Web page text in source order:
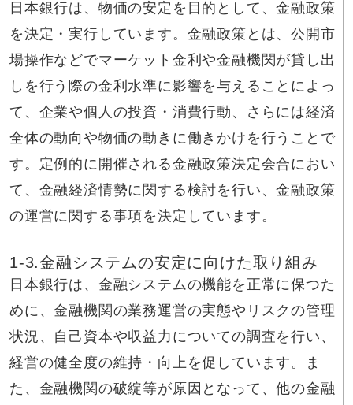
日本銀行は、物価の安定を目的として、金融政策
を決定・実行しています。金融政策とは、公開市
場操作などでマーケット金利や金融機関が貸し出
しを行う際の金利水準に影響を与えることによっ
て、企業や個人の投資・消費行動、さらには経済
全体の動向や物価の動きに働きかけを行うことで
す。定例的に開催される金融政策決定会合におい
て、金融経済情勢に関する検討を行い、金融政策
の運営に関する事項を決定しています。
1-3.金融システムの安定に向けた取り組み
日本銀行は、金融システムの機能を正常に保つた
めに、金融機関の業務運営の実態やリスクの管理
状況、自己資本や収益力についての調査を行い、
経営の健全度の維持・向上を促しています。ま
た、金融機関の破綻等が原因となって、他の金融